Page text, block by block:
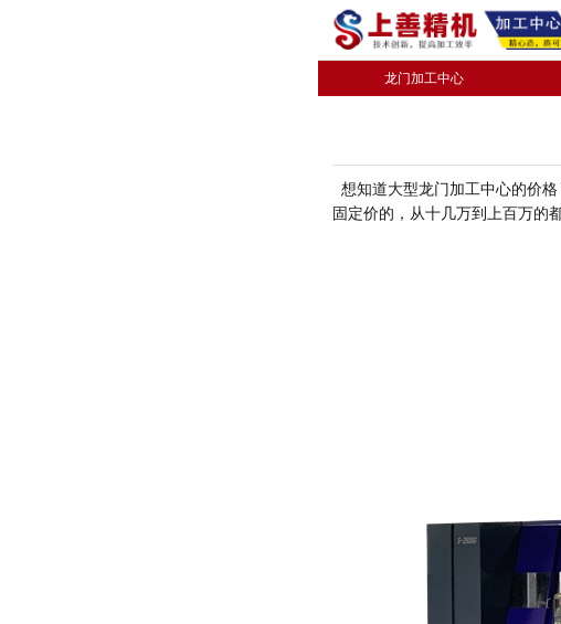
龙门加工中心
想知道大型龙门加工中心的价
固定价的，从十几万到上百万的